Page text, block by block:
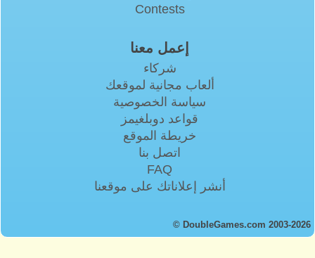
Contests
إعمل معنا
شركاء
ألعاب مجانية لموقعك
سياسة الخصوصية
قواعد دوبلغيمز
خريطة الموقع
اتصل بنا
FAQ
أنشر إعلاناتك على موقعنا
© DoubleGames.com 2003-2026